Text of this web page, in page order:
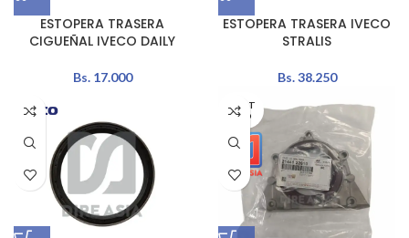
ESTOPERA TRASERA
CIGUEÑAL IVECO DAILY
Bs.17.000
ESTOPERA TRASERA IVECO
STRALIS
Bs.38.250
AGOT
ADO